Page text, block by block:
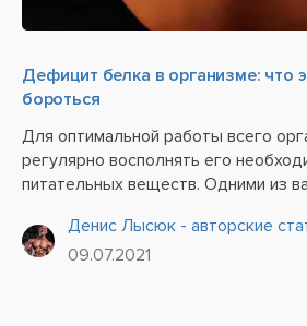
Дефицит белка в организме: что
бороться
Для оптимальной работы всего
регулярно восполнять его
питательных веществ. Одними из
являются не только основным
материалом для создания...
Денис Лысюк - авторские
09.07.2021